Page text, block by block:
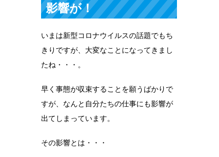
影響が！
いまは新型コロナウイルスの話題でもち
きりですが、大変なことになってきまし
たね・・・。
早く事態が収束することを願うばかりで
すが、なんと自分たちの仕事にも影響が
出てしまっています。
その影響とは・・・